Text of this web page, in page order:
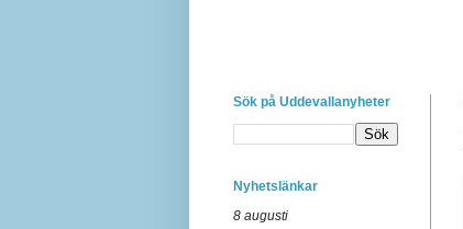
Sök på Uddevallanyheter
Nyhetslänkar
8 augusti